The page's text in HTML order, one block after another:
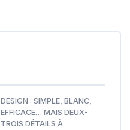
DESIGN : SIMPLE, BLANC,
EFFICACE… MAIS DEUX-
TROIS DÉTAILS À